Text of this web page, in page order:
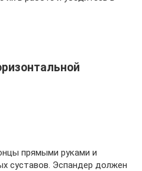
прямыми руками и
суставов. Эспандер должен